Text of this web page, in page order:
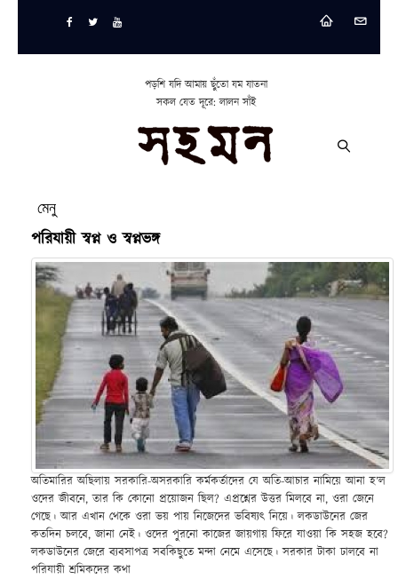
পড়শি যদি আমায় ছুঁতো যম যাতনা
সকল যেত দূরে: লালন সাঁই
মেনু
পরিযায়ী স্বপ্ন ও স্বপ্নভঙ্গ
অতিমারির অছিলায় সরকারি-অসরকারি কর্মকর্তাদের যে অতি-আচার নামিয়ে আনা হ’ল
ওদের জীবনে, তার কি কোনো প্রয়োজন ছিল? এপ্রশ্নের উত্তর মিলবে না, ওরা জেনে
গেছে। আর এখান থেকে ওরা ভয় পায় নিজেদের ভবিষ্যৎ নিয়ে। লকডাউনের জের
কতদিন চলবে, জানা নেই। ওদের পুরনো কাজের জায়গায় ফিরে যাওয়া কি সহজ হবে?
লকডাউনের জেরে ব্যবসাপত্র সবকিছুতে মন্দা নেমে এসেছে। সরকার টাকা ঢালবে না
পরিযায়ী শ্রমিকদের কথা